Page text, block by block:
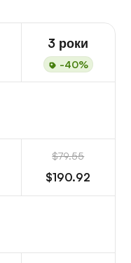
3 роки
-40%
$79.55
$190.92